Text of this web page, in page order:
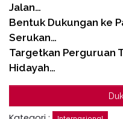
Jalan…
Bentuk Dukungan ke
Serukan…
Targetkan Perguruan
Hidayah…